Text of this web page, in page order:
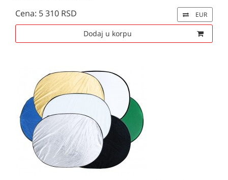
Cena: 5 310 RSD EUR
Dodaj u korpu